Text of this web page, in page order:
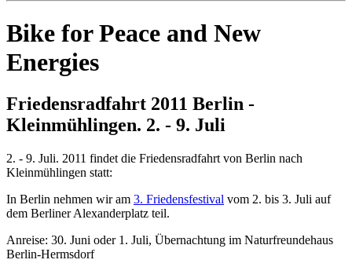
Bike for Peace and New
Energies
Friedensradfahrt 2011 Berlin -
Kleinmühlingen. 2. - 9. Juli
2. - 9. Juli. 2011 findet die Friedensradfahrt von Berlin nach
Kleinmühlingen statt:
In Berlin nehmen wir am 3. Friedensfestival vom 2. bis 3. Juli auf
dem Berliner Alexanderplatz teil.
Anreise: 30. Juni oder 1. Juli, Übernachtung im Naturfreundehaus
Berlin-Hermsdorf